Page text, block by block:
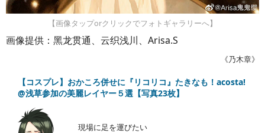
【画像タップorクリックでフォトギャラリーへ】
画像提供：黑龙贯通、云织浅川、Arisa.S
《乃木章》
【コスプレ】おかころ併せに『リコリコ』たきなも！acosta!
@浅草参加の美麗レイヤー５選【写真23枚】
現場に足を運びたい